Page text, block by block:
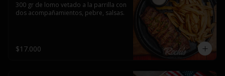
300 gr de lomo vetado a la parrilla con
dos acompañamientos, pebre, salsas.
$17.000